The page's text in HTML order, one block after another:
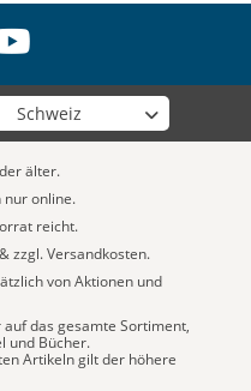
deinen Shop
älter.
nur online.
reicht.
zzgl. Versandkosten.
von Aktionen und
das gesamte Sortiment,
und Bücher.
Artikeln gilt der höhere